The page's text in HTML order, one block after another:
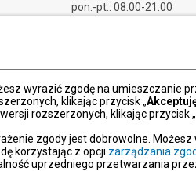
wyrazić zgodę na umieszczanie
klikając przycisk „
rozszerzonych, klikając przycisk „
zgody jest dobrowolne.
korzystając z opcji zarządzania
uprzedniego przetwarzania
pon.-pt.: 08:00-21:00